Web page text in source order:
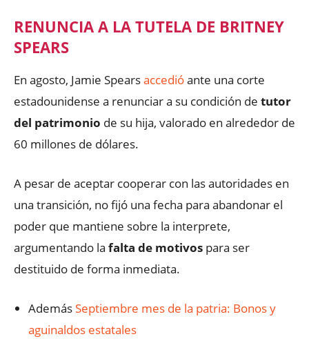
RENUNCIA A LA TUTELA DE BRITNEY
SPEARS
En agosto, Jamie Spearsaccedióante una corte
estadounidense a renunciar a su condición de tutor
del patrimonio de su hija, valorado en alrededor de
60 millones de dólares.
A pesar de aceptar cooperar con las autoridades en
una transición, no fijó una fecha para abandonar el
poder que mantiene sobre la interprete,
argumentando la falta de motivos para ser
destituido de forma inmediata.
AdemásSeptiembre mes de la patria: Bonos y
aguinaldos estatales